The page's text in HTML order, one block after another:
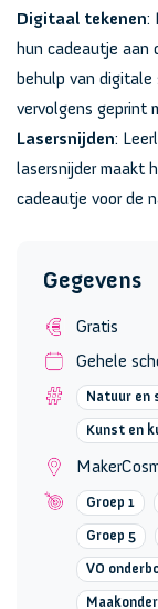
Digitaal tekenen:
hun cadeautje aan
behulp van
vervolgens geprint
Lasersnijden:
lasersnijder maakt
cadeautje voor de
Gegevens
Gratis
Gehele
Natuur en
Kunst en
Groep 1
Groep 5
VO